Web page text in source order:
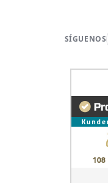
SÍGUENOS